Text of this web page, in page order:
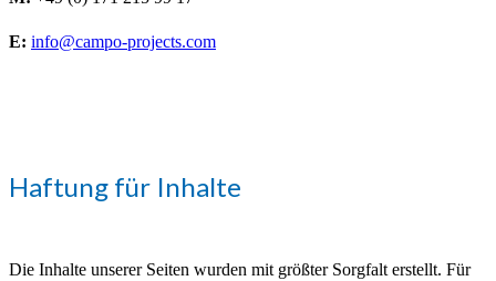
E: info@campo-projects.com
Haftung für Inhalte
Die Inhalte unserer Seiten wurden mit größter Sorgfalt erstellt. Für